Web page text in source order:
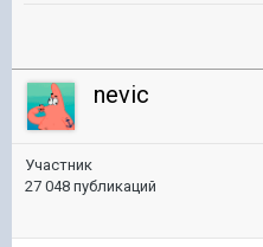
nevic
Участник
27 048 публикаций